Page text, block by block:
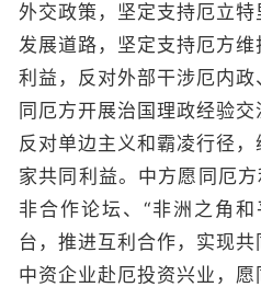
外交政策，坚定支持厄立
发展道路，坚定支持厄方
利益，反对外部干涉厄内
同厄方开展治国理政经验
反对单边主义和霸凌行径
家共同利益。中方愿同厄
非合作论坛、“非洲之角
台，推进互利合作，实现
中资企业赴厄投资兴业，